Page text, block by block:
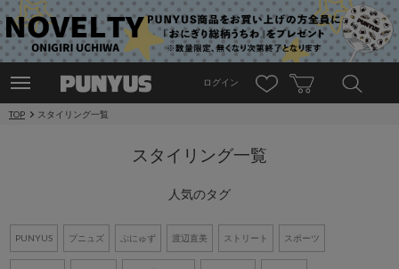
ログイン
TOP スタイリング一覧
スタイリング一覧
人気のタグ
PUNYUS プニュズ ぷにゅず 渡辺直美 ストリート スポーツ